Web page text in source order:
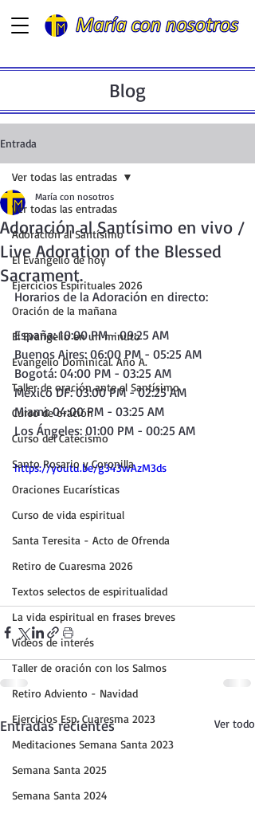
Blog
Entrada
Ver todas las entradas
Adoración al Santísimo
El Evangelio de hoy
Ejercicios Espirituales 2026
Oración de la mañana
El Evangelio en un minuto
Evangelio Dominical. Año A.
Taller de oración ante el Santísimo
Curso de oración
Curso del Catecismo
Santo Rosario y Coronilla
Oraciones Eucarísticas
Curso de vida espiritual
Santa Teresita - Acto de Ofrenda
Retiro de Cuaresma 2026
Textos selectos de espiritualidad
La vida espiritual en frases breves
Vídeos de interés
Taller de oración con los Salmos
Retiro Adviento - Navidad
Ejercicios Esp. Cuaresma 2023
Meditaciones Semana Santa 2023
Semana Santa 2025
Semana Santa 2024
Ver todas las entradas
Adoración al Santísimo en vivo /
Live Adoration of the Blessed
Sacrament.
María con nosotros
Horarios de la Adoración en directo:
España: 10:00 PM - 09:25 AM
Buenos Aires: 06:00 PM - 05:25 AM
Bogotá: 04:00 PM - 03:25 AM
México DF: 03:00 PM - 02:25 AM
Miami: 04:00 PM - 03:25 AM
Los Ángeles: 01:00 PM - 00:25 AM
https://youtu.be/g343wAzM3ds
Entradas recientes Ver todo